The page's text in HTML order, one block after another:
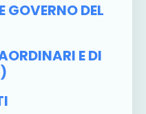
GOVERNO DEL
E DI